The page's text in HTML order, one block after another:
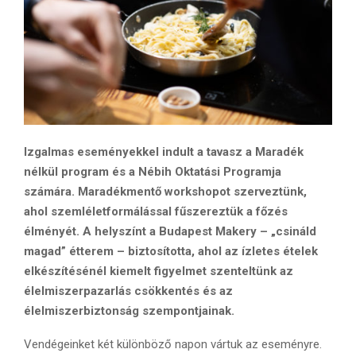
Izgalmas eseményekkel indult a tavasz a Maradék
nélkül program és a Nébih Oktatási Programja
számára. Maradékmentő workshopot szerveztünk,
ahol szemléletformálással fűszereztük a főzés
élményét. A helyszínt a Budapest Makery – „csináld
magad” étterem – biztosította, ahol az ízletes ételek
elkészítésénél kiemelt figyelmet szenteltünk az
élelmiszerpazarlás csökkentés és az
élelmiszerbiztonság szempontjainak.
Vendégeinket két különböző napon vártuk az eseményre.